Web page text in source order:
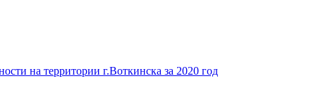
на территории г.Воткинска за 2020 год